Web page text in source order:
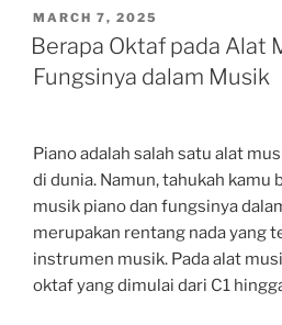
POSTED
ON
MARCH 7, 2025
Berapa Oktaf pada Alat
Fungsinya dalam Musik
Piano adalah salah satu alat
di dunia. Namun, tahukah kamu
musik piano dan fungsinya
merupakan rentang nada yang
instrumen musik. Pada alat
oktaf yang dimulai dari C1